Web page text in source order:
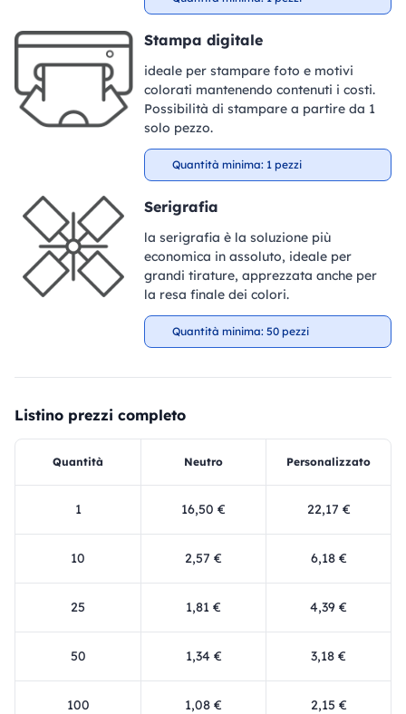
Stampa digitale
ideale per stampare foto e motivi
colorati mantenendo contenuti i costi.
Possibilità di stampare a partire da 1
solo pezzo.
Quantità minima: 1 pezzi
Serigrafia
la serigrafia è la soluzione più
economica in assoluto, ideale per
grandi tirature, apprezzata anche per
la resa finale dei colori.
Quantità minima: 50 pezzi
Listino prezzi completo
Quantità Neutro Personalizzato
1 16,50 € 22,17 €
10 2,57 € 6,18 €
25 1,81 € 4,39 €
50 1,34 € 3,18 €
100 1,08 € 2,15 €